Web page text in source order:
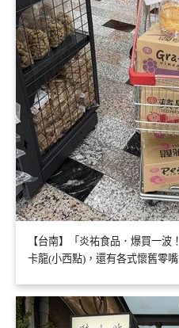
【台南】「炎祐食品．爆買一
卡龍(小西點)，還有各式懷舊零嘴